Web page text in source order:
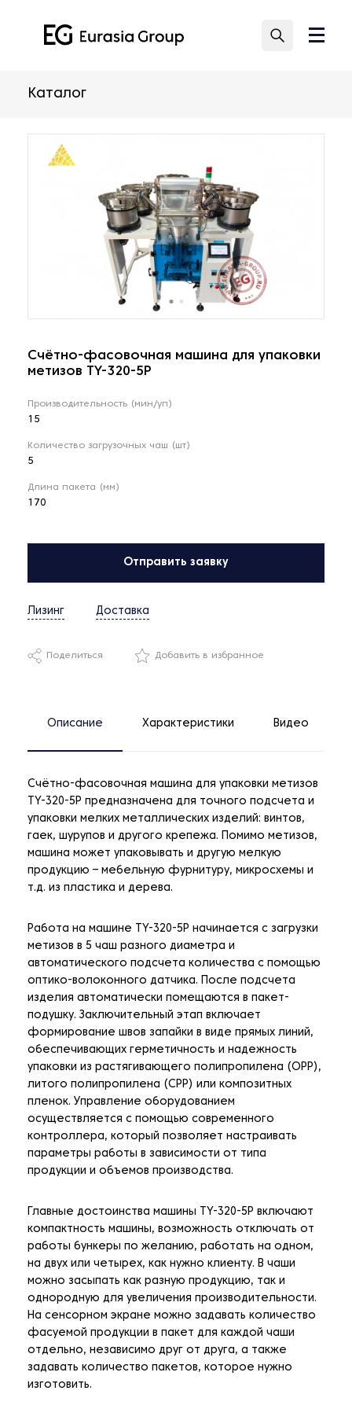
Каталог
Счётно-фасовочная машина для упаковки
метизов TY-320-5P
Производительность (мин/уп)
15
Количество загрузочных чаш (шт)
5
Длина пакета (мм)
170
Отправить заявку
Лизинг Доставка
Поделиться Добавить в избранное
Описание Характеристики Видео
Счётно-фасовочная машина для упаковки метизов
TY-320-5P предназначена для точного подсчета и
упаковки мелких металлических изделий: винтов,
гаек, шурупов и другого крепежа. Помимо метизов,
машина может упаковывать и другую мелкую
продукцию – мебельную фурнитуру, микросхемы и
т.д. из пластика и дерева.
Работа на машине TY-320-5P начинается с загрузки
метизов в 5 чаш разного диаметра и
автоматического подсчета количества с помощью
оптико-волоконного датчика. После подсчета
изделия автоматически помещаются в пакет-
подушку. Заключительный этап включает
формирование швов запайки в виде прямых линий,
обеспечивающих герметичность и надежность
упаковки из растягивающего полипропилена (OPP),
литого полипропилена (CPP) или композитных
пленок. Управление оборудованием
осуществляется с помощью современного
контроллера, который позволяет настраивать
параметры работы в зависимости от типа
продукции и объемов производства.
Главные достоинства машины TY-320-5P включают
компактность машины, возможность отключать от
работы бункеры по желанию, работать на одном,
на двух или четырех, как нужно клиенту. В чаши
можно засыпать как разную продукцию, так и
однородную для увеличения производительности.
На сенсорном экране можно задавать количество
фасуемой продукции в пакет для каждой чаши
отдельно, независимо друг от друга, а также
задавать количество пакетов, которое нужно
изготовить.